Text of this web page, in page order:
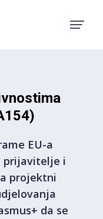
EU-a
prijavitelje i
projektni
da se